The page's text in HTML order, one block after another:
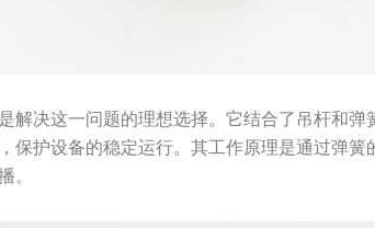
解决这一问题的理想选择。它结合了吊杆和
保护设备的稳定运行。其工作原理是通过弹
。